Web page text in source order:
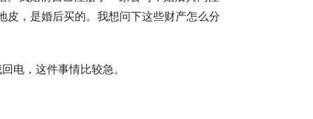
，是婚后买的。我想问下这些财产怎么分
电，这件事情比较急。